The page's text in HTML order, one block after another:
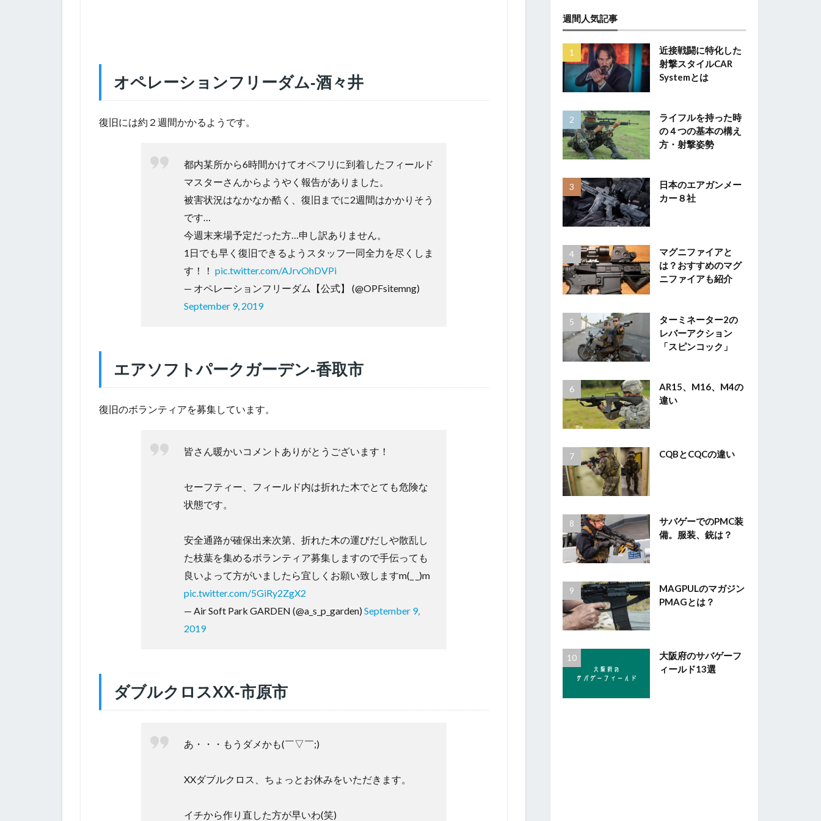
オペレーションフリーダム‐酒々井
復旧には約２週間かかるようです。
都内某所から6時間かけてオペフリに到着したフィールド
マスターさんからようやく報告がありました。
被害状況はなかなか酷く、復旧までに2週間はかかりそう
です…
今週末来場予定だった方…申し訳ありません。
1日でも早く復旧できるようスタッフ一同全力を尽くしま
す！！ pic.twitter.com/AJrvOhDVPi
— オペレーションフリーダム【公式】 (@OPFsitemng)
September 9, 2019
エアソフトパークガーデン‐香取市
復旧のボランティアを募集しています。
皆さん暖かいコメントありがとうございます！
セーフティー、フィールド内は折れた木でとても危険な
状態です。
安全通路が確保出来次第、折れた木の運びだしや散乱し
た枝葉を集めるボランティア募集しますので手伝っても
良いよって方がいましたら宜しくお願い致しますm(_ _)m
pic.twitter.com/5GiRy2ZgX2
— Air Soft Park GARDEN (@a_s_p_garden)September 9,
2019
ダブルクロスXX‐市原市
あ・・・もうダメかも(￣▽￣;)
XXダブルクロス、ちょっとお休みをいただきます。
イチから作り直した方が早いわ(笑)
週間人気記事
近接戦闘に特化した
射撃スタイルCAR
Systemとは
ライフルを持った時
の４つの基本の構え
方・射撃姿勢
日本のエアガンメー
カー８社
マグニファイアと
は？おすすめのマグ
ニファイアも紹介
ターミネーター2の
レバーアクション
「スピンコック」
AR15、M16、M4の
違い
CQBとCQCの違い
サバゲーでのPMC装
備。服装、銃は？
MAGPULのマガジン
PMAGとは？
大阪府のサバゲーフ
ィールド13選